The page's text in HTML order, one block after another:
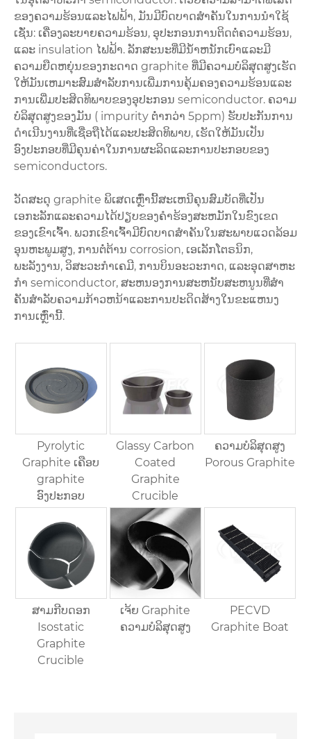
ຂອງຄວາມຮ້ອນແລະໄຟຟ້າ, ມັນມີບົດບາດສໍາຄັນໃນການນໍາໃຊ້
ເຊັ່ນ: ເຄື່ອງລະບາຍຄວາມຮ້ອນ, ອຸປະກອນການຕິດຕໍ່ຄວາມຮ້ອນ,
ແລະ insulation ໄຟຟ້າ. ລັກສະນະທີ່ມີນ້ໍາຫນັກເບົາແລະມີ
ຄວາມຍືດຫຍຸ່ນຂອງກະດາດ graphite ທີ່ມີຄວາມບໍລິສຸດສູງເຮັດ
ໃຫ້ມັນເຫມາະສົມສໍາລັບການເພີ່ມການຄຸ້ມຄອງຄວາມຮ້ອນແລະ
ການເພີ່ມປະສິດທິພາບຂອງອຸປະກອນ semiconductor. ຄວາມ
ບໍລິສຸດສູງຂອງມັນ ( impurity ຕ່ໍາກວ່າ 5ppm) ຮັບປະກັນການ
ດໍາເນີນງານທີ່ເຊື່ອຖືໄດ້ແລະປະສິດທິພາບ, ເຮັດໃຫ້ມັນເປັນ
ອົງປະກອບທີ່ມີຄຸນຄ່າໃນການຜະລິດແລະການປະກອບຂອງ
semiconductors.
ວັດສະດຸ graphite ພິເສດເຫຼົ່ານີ້ສະເຫນີຄຸນສົມບັດທີ່ເປັນ
ເອກະລັກແລະຄວາມໄດ້ປຽບຂອງຄໍາຮ້ອງສະຫມັກໃນຂົງເຂດ
ຂອງເຂົາເຈົ້າ. ພວກເຂົາເຈົ້າມີບົດບາດສໍາຄັນໃນສະພາບແວດລ້ອມ
ອຸນຫະພູມສູງ, ການຕໍ່ຕ້ານ corrosion, ເອເລັກໂຕຣນິກ,
ພະລັງງານ, ວິສະວະກໍາເຄມີ, ການບິນອະວະກາດ, ແລະອຸດສາຫະ
ກໍາ semiconductor, ສະຫນອງການສະຫນັບສະຫນູນທີ່ສໍາ
ຄັນສໍາລັບຄວາມກ້າວຫນ້າແລະການປະດິດສ້າງໃນຂະແຫນງ
ການເຫຼົ່ານີ້.
Pyrolytic
Graphite ເຄືອບ
graphite
ອົງປະກອບ
Glassy Carbon
Coated
Graphite
Crucible
ຄວາມບໍລິສຸດສູງ
Porous Graphite
ສາມກີບດອກ
Isostatic
Graphite
Crucible
ເຈ້ຍ Graphite
ຄວາມບໍລິສຸດສູງ
PECVD
Graphite Boat